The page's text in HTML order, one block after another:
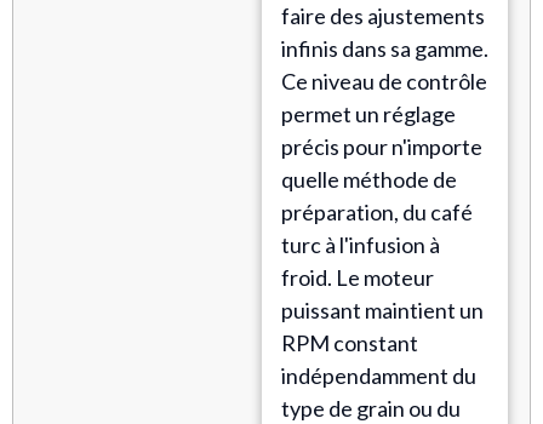
faire des ajustements
infinis dans sa gamme.
Ce niveau de contrôle
permet un réglage
précis pour n'importe
quelle méthode de
préparation, du café
turc à l'infusion à
froid. Le moteur
puissant maintient un
RPM constant
indépendamment du
type de grain ou du